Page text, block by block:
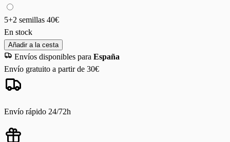
5+2 semillas 40€
En stock
Añadir a la cesta
Envíos disponibles para España
Envío gratuito a partir de 30€
Envío rápido 24/72h